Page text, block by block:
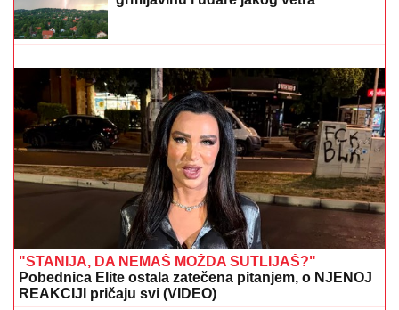
"PLAŠIM SE SMRTI" Pevačica (73) u panici nakon
smrti kolega: "Velika sam kukavica, mužu ne smem ni
da pomenem kupovinu grobnice"
Nuklearni rat pred vratima! Pentagon
povukao brutalan potez - stiglo jezivo
upozorenje
"DRAGANE, USKLADI AMBICIJE SA
SVOJOM KONDICIJOM I MUNICIJOM"